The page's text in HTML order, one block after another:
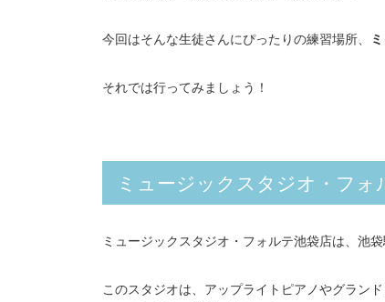
今回はそんな生徒さんにぴったりの練習場所、
それでは行ってみましょう！
ミュージックスタジオ・フォ
ミュージックスタジオ・フォルテ池袋店は、池
このスタジオは、アップライトピアノやグラン